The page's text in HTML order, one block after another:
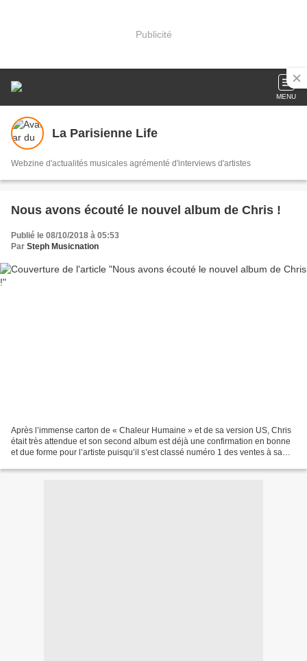
Publicité
MENU
La Parisienne Life
Webzine d'actualités musicales agrémenté d'interviews d'artistes
Nous avons écouté le nouvel album de Chris !
Publié le 08/10/2018 à 05:53
Par Steph Musicnation
Après l’immense carton de « Chaleur Humaine » et de sa version US, Chris
était très attendue et son second album est déjà une confirmation en bonne
et due forme pour l’artiste puisqu’il s’est classé numéro 1 des ventes à sa